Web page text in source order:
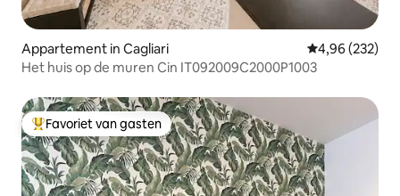
Appartement in Cagliari Gemiddelde
4,96 (232)
Het huis op de muren Cin IT092009C2000P1003
Topfavoriet van gasten
Favoriet van gasten